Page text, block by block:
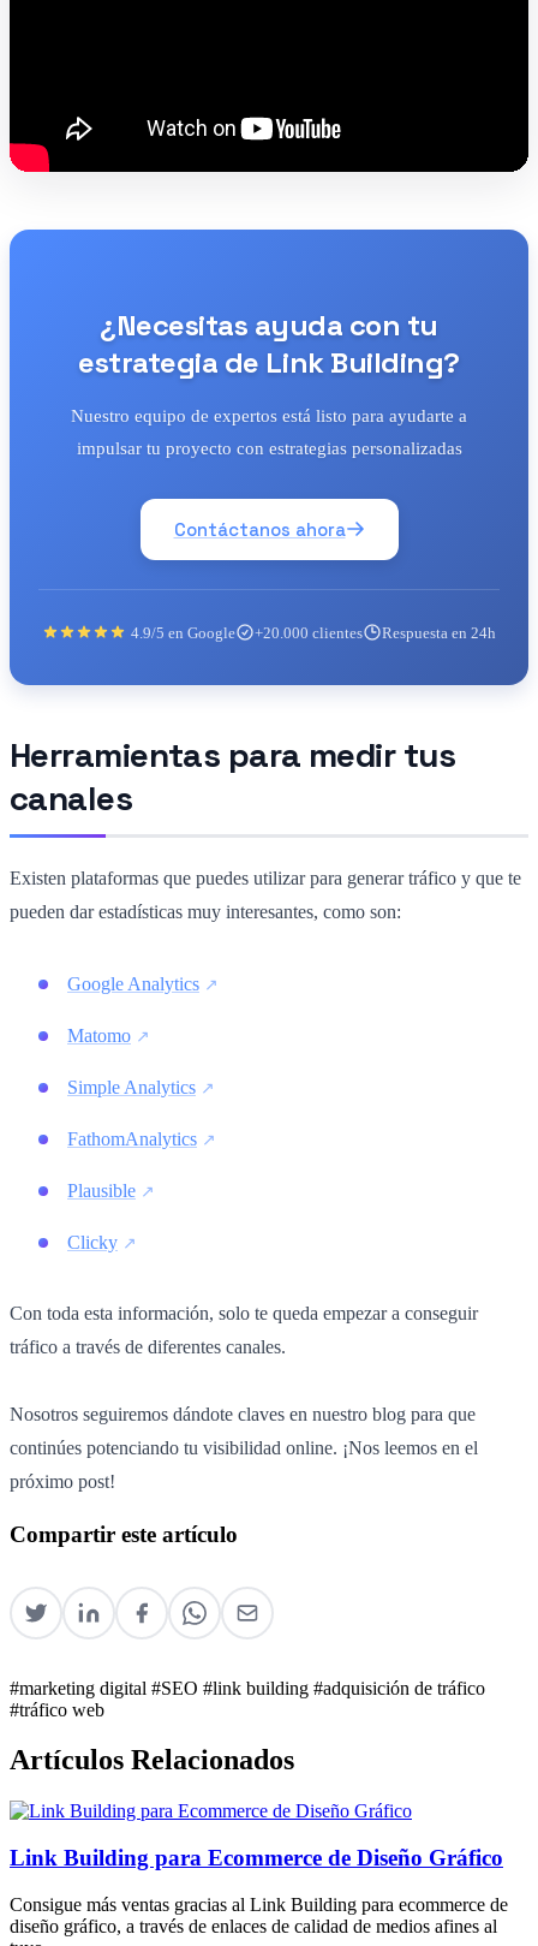
¿Necesitas ayuda con tu
estrategia de Link Building?
Nuestro equipo de expertos está listo para ayudarte a
impulsar tu proyecto con estrategias personalizadas
Contáctanos ahora
4.9/5 en Google +20.000 clientes Respuesta en 24h
Herramientas para medir tus
canales
Existen plataformas que puedes utilizar para generar tráfico y que te
pueden dar estadísticas muy interesantes, como son:
Google Analytics
Matomo
Simple Analytics
FathomAnalytics
Plausible
Clicky
Con toda esta información, solo te queda empezar a conseguir
tráfico a través de diferentes canales.
Nosotros seguiremos dándote claves en nuestro blog para que
continúes potenciando tu visibilidad online. ¡Nos leemos en el
próximo post!
Compartir este artículo
#marketing digital #SEO #link building #adquisición de tráfico
#tráfico web
Artículos Relacionados
Link Building para Ecommerce de Diseño Gráfico
Consigue más ventas gracias al Link Building para ecommerce de
diseño gráfico, a través de enlaces de calidad de medios afines al